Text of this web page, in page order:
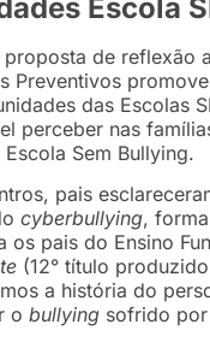
Escola
proposta de reflexão
Preventivos
das Escolas
perceber nas
Sem Bullying.
pais
cyberbullying,
os pais do Ensino
(12° título
a história do
o bullying sofrido